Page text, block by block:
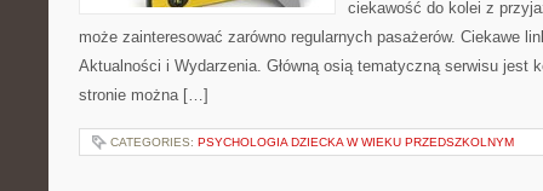
ciekawość do kolei z
może zainteresować zarówno regularnych pasażerów. Ciekawe
Aktualności i Wydarzenia. Główną osią tematyczną serwisu jest
stronie można […]
CATEGORIES: PSYCHOLOGIA DZIECKA W WIEKU PRZEDSZKOLNYM